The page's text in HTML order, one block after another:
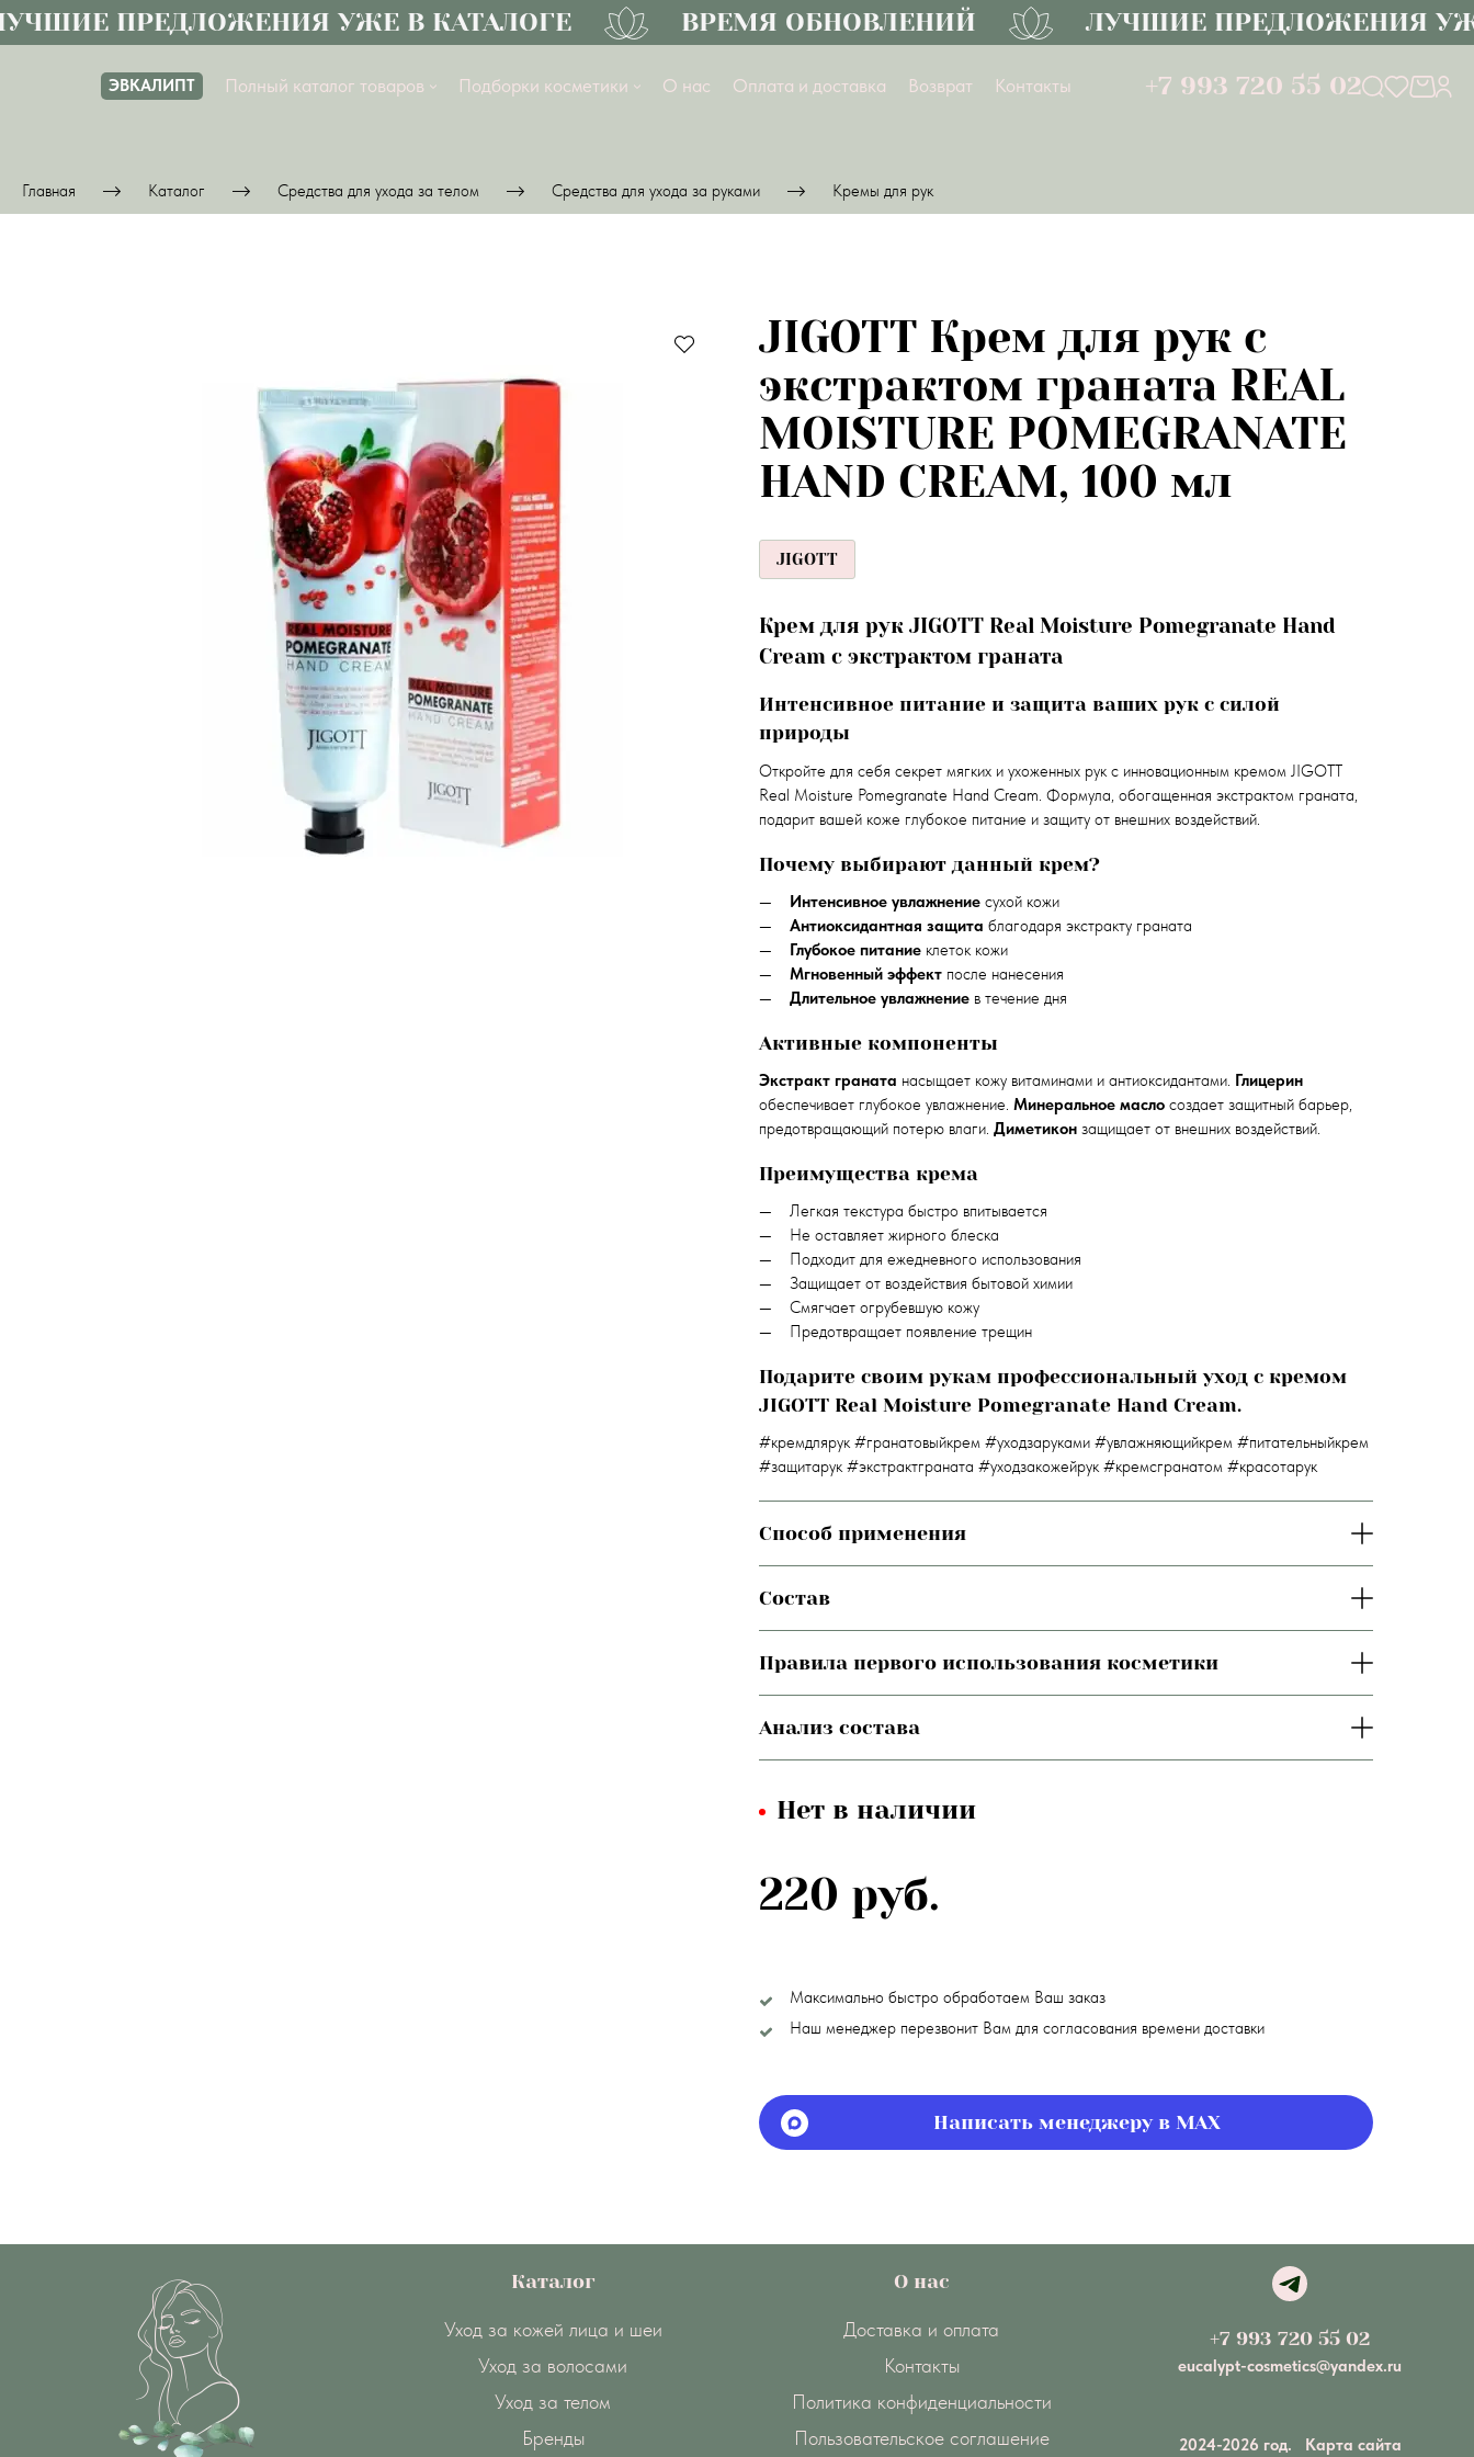
ПРЕДЛОЖЕНИЯ УЖЕ В КАТАЛОГЕ ВРЕМЯ ОБНОВЛЕНИЙ ЛУЧШИЕ ПРЕДЛОЖЕНИЯ УЖЕ
ЭВКАЛИПТ Полный каталог товаров Подборки косметики О нас Оплата и доставка Возврат Контакты +7 993 720 55 02
Главная Каталог Средства для ухода за телом Средства для ухода за руками Кремы для рук
JIGOTT Крем для рук с
экстрактом граната REAL
MOISTURE POMEGRANATE
HAND CREAM, 100 мл
JIGOTT
Крем для рук JIGOTT Real Moisture Pomegranate Hand
Cream с экстрактом граната
Интенсивное питание и защита ваших рук с силой
природы
Откройте для себя секрет мягких и ухоженных рук с инновационным кремом JIGOTT
Real Moisture Pomegranate Hand Cream. Формула, обогащенная экстрактом граната,
подарит вашей коже глубокое питание и защиту от внешних воздействий.
Почему выбирают данный крем?
Интенсивное увлажнениесухой кожи
Антиоксидантная защита благодаря экстракту граната
Глубокое питаниеклеток кожи
Мгновенный эффектпосле нанесения
Длительное увлажнениев течение дня
Активные компоненты
Экстракт граната насыщает кожу витаминами и антиоксидантами. Глицерин
обеспечивает глубокое увлажнение. Минеральное масло создает защитный барьер,
предотвращающий потерю влаги. Диметикон защищает от внешних воздействий.
Преимущества крема
Легкая текстура быстро впитывается
Не оставляет жирного блеска
Подходит для ежедневного использования
Защищает от воздействия бытовой химии
Смягчает огрубевшую кожу
Предотвращает появление трещин
Подарите своим рукам профессиональный уход с кремом
JIGOTT Real Moisture Pomegranate Hand Cream.
#кремдлярук #гранатовыйкрем #уходзаруками #увлажняющийкрем #питательныйкрем
#защитарук #экстрактграната #уходзакожейрук #кремсгранатом #красотарук
Способ применения
Состав
Правила первого использования косметики
Анализ состава
Нет в наличии
220 руб.
Максимально быстро обработаем Ваш заказ
Наш менеджер перезвонит Вам для согласования времени доставки
Написать менеджеру в MAX
Каталог
Уход за кожей лица и шеи
Уход за волосами
Уход за телом
Бренды
О нас
Доставка и оплата
Контакты
Политика конфиденциальности
Пользовательское соглашение
+7 993 720 55 02
eucalypt-cosmetics@yandex.ru
2024-2026 год. Карта сайта